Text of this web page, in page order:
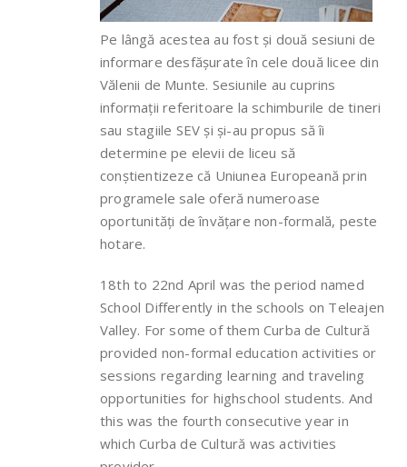
Pe lângă acestea au fost și două sesiuni de
informare desfășurate în cele două licee din
Vălenii de Munte. Sesiunile au cuprins
informații referitoare la schimburile de tineri
sau stagiile SEV și și-au propus să îi
determine pe elevii de liceu să
conștientizeze că Uniunea Europeană prin
programele sale oferă numeroase
oportunități de învățare non-formală, peste
hotare.
18th to 22nd April was the period named
School Differently in the schools on Teleajen
Valley. For some of them Curba de Cultură
provided non-formal education activities or
sessions regarding learning and traveling
opportunities for highschool students. And
this was the fourth consecutive year in
which Curba de Cultură was activities